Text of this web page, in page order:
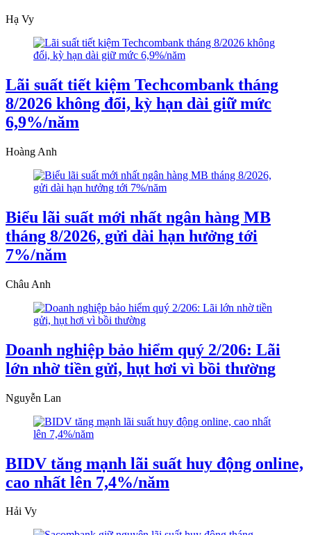
Hạ Vy
Lãi suất tiết kiệm Techcombank tháng
8/2026 không đổi, kỳ hạn dài giữ mức
6,9%/năm
Hoàng Anh
Biểu lãi suất mới nhất ngân hàng MB
tháng 8/2026, gửi dài hạn hưởng tới
7%/năm
Châu Anh
Doanh nghiệp bảo hiểm quý 2/206: Lãi
lớn nhờ tiền gửi, hụt hơi vì bồi thường
Nguyễn Lan
BIDV tăng mạnh lãi suất huy động online,
cao nhất lên 7,4%/năm
Hải Vy